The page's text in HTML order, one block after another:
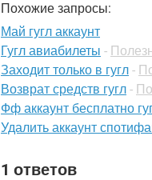
Похожие запросы:
Май гугл аккаунт
Гугл авиабилеты -
Заходит только в гугл -
Возврат средств гугл -
Фф аккаунт бесплатно
Удалить аккаунт
1 ответов